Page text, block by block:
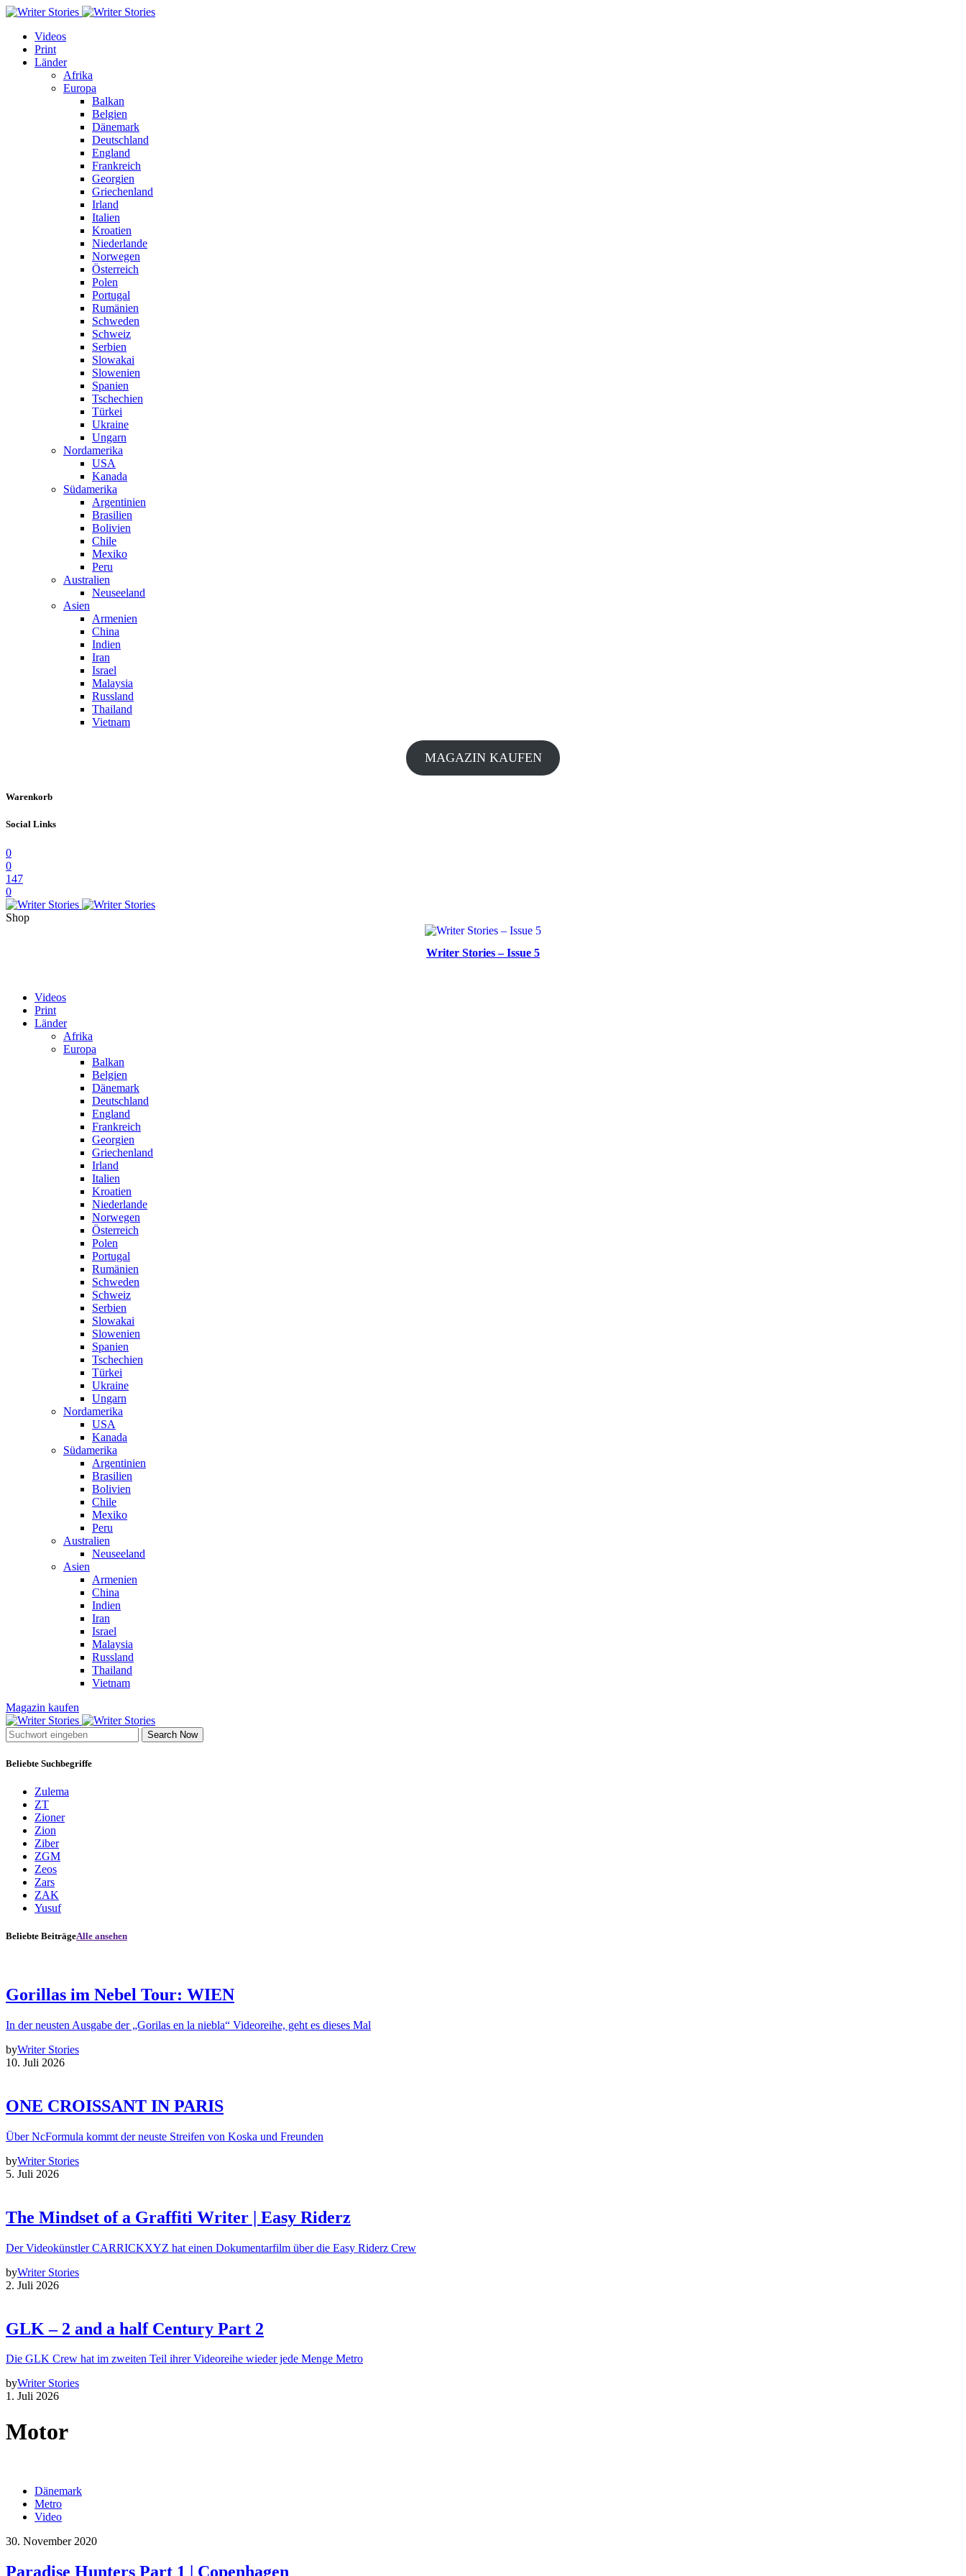
Videos
Print
Länder
Afrika
Europa
Balkan
Belgien
Dänemark
Deutschland
England
Frankreich
Georgien
Griechenland
Irland
Italien
Kroatien
Niederlande
Norwegen
Österreich
Polen
Portugal
Rumänien
Schweden
Schweiz
Serbien
Slowakai
Slowenien
Spanien
Tschechien
Türkei
Ukraine
Ungarn
Nordamerika
USA
Kanada
Südamerika
Argentinien
Brasilien
Bolivien
Chile
Mexiko
Peru
Australien
Neuseeland
Asien
Armenien
China
Indien
Iran
Israel
Malaysia
Russland
Thailand
Vietnam
MAGAZIN KAUFEN
Warenkorb
Social Links
0
0
147
0
Shop
Writer Stories – Issue 5
Videos
Print
Länder
Afrika
Europa
Balkan
Belgien
Dänemark
Deutschland
England
Frankreich
Georgien
Griechenland
Irland
Italien
Kroatien
Niederlande
Norwegen
Österreich
Polen
Portugal
Rumänien
Schweden
Schweiz
Serbien
Slowakai
Slowenien
Spanien
Tschechien
Türkei
Ukraine
Ungarn
Nordamerika
USA
Kanada
Südamerika
Argentinien
Brasilien
Bolivien
Chile
Mexiko
Peru
Australien
Neuseeland
Asien
Armenien
China
Indien
Iran
Israel
Malaysia
Russland
Thailand
Vietnam
Magazin kaufen
Search Now
Beliebte Suchbegriffe
Zulema
ZT
Zioner
Zion
Ziber
ZGM
Zeos
Zars
ZAK
Yusuf
Beliebte BeiträgeAlle ansehen
Gorillas im Nebel Tour: WIEN
In der neusten Ausgabe der „Gorilas en la niebla“ Videoreihe, geht es dieses Mal
byWriter Stories
10. Juli 2026
ONE CROISSANT IN PARIS
Über NcFormula kommt der neuste Streifen von Koska und Freunden
byWriter Stories
5. Juli 2026
The Mindset of a Graffiti Writer | Easy Riderz
Der Videokünstler CARRICKXYZ hat einen Dokumentarfilm über die Easy Riderz Crew
byWriter Stories
2. Juli 2026
GLK – 2 and a half Century Part 2
Die GLK Crew hat im zweiten Teil ihrer Videoreihe wieder jede Menge Metro
byWriter Stories
1. Juli 2026
Motor
Dänemark
Metro
Video
30. November 2020
Paradise Hunters Part 1 | Copenhagen